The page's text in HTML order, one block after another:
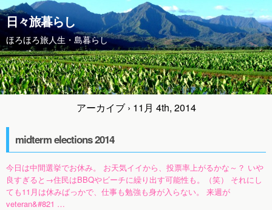
日々旅暮らし
ほろほろ旅人生・島暮らし
アーカイブ › 11月 4th, 2014
midterm elections 2014
今日は中間選挙でお休み。 お天気イイから、投票率上がるかな～？ いや
良すぎると→住民はBBQやビーチに繰り出す可能性も。（笑） それにし
ても11月は休みばっかで、仕事も勉強も身が入らない。 来週が
veteran&#821 …